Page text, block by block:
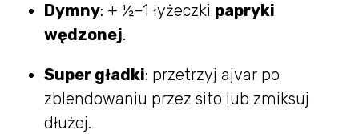
Dymny: + ½–1 łyżeczki papryki
wędzonej.
Super gładki: przetrzyj ajvar po
zblendowaniu przez sito lub zmiksuj
dłużej.